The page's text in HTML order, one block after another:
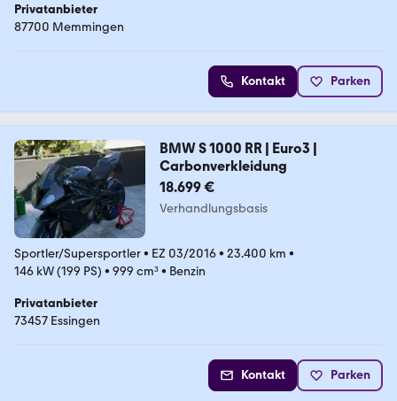
Privatanbieter
87700 Memmingen
Kontakt Parken
BMW S 1000 RR | Euro3 |
Carbonverkleidung
18.699 €
Verhandlungsbasis
Sportler/Supersportler• EZ 03/2016• 23.400 km •
146 kW (199 PS) • 999 cm³• Benzin
Privatanbieter
73457 Essingen
Kontakt Parken